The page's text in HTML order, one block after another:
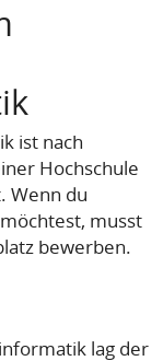
ist nach
Hochschule
Wenn du
musst
bewerben.
lag der